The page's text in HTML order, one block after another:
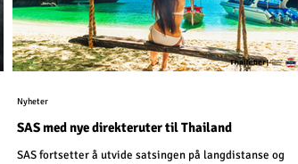
SAS med nye direkteruter til Thailand
SAS fortsetter å utvide satsingen på langdistanse og
Nyheter